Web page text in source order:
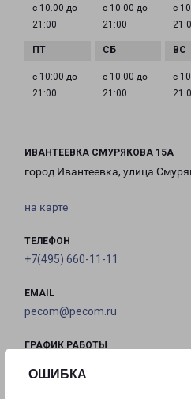
ОШИБКА
с 10:00 до
21:00
с 10:00 до
21:00
с
с 10:00 до
21:00
с 10:00 до
21:00
с
ИВАНТЕЕВКА СМУРЯКОВА 15А
город Ивантеевка, улица
на карте
ТЕЛЕФОН
+7(495) 660-11-11
EMAIL
pecom@pecom.ru
ГРАФИК РАБОТЫ